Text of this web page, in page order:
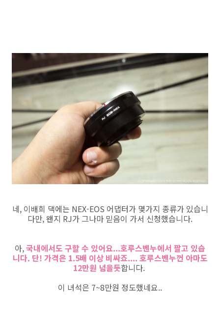
네, 이배희 댁에는 NEX-EOS 어댑터가 몇가지 종류가 있습니
다만, 왠지 RJ가 그나마 믿음이 가서 신청했습니다.
아,국내에서도 구할 수 있어요...호루스벤누에서 팔고 있습
니다. 단! 가격은 1.5배 이상 비싸죠.... 호루스벤누껀 아마도
12만원 넘을듯합니다.
이 녀석은 7~8만원 정도했네요..